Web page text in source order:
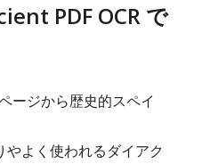
PDF OCR で
ージから歴史的スペイ
よく使われるダイアク